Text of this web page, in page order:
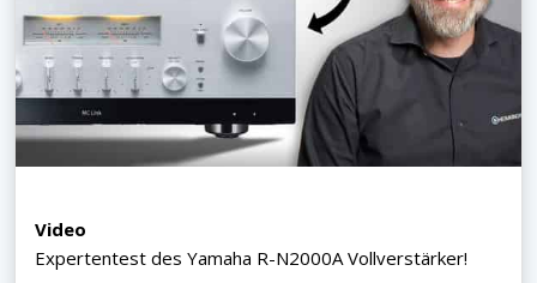
Video
Expertentest des Yamaha R-N2000A Vollverstärker!